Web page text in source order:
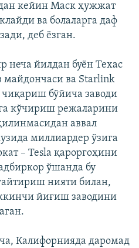
кейин Маск ҳужжат
ва болаларга даф
деб ёзган.
неча йилдан буён Техас
майдончаси ва Starlink
бўйича заводи
кўчириш режаларини
аввал
миллиардер ўзига
– Tesla қароргоҳини
ўшанда бу
нияти билан,
йиғиш заводини
Калифорнияда даромад